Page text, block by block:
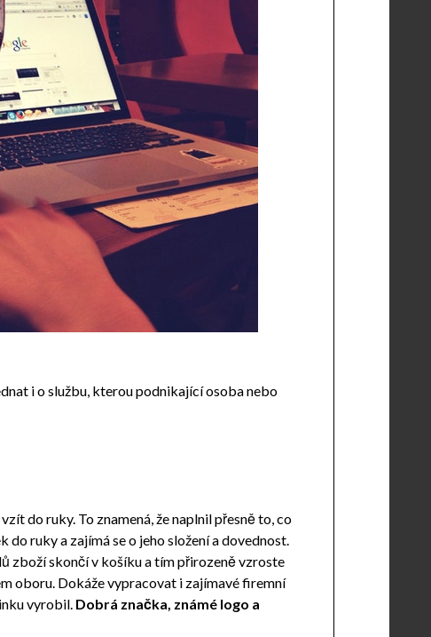
i o službu, kterou podnikající osoba nebo
do ruky. To znamená, že naplnil přesně to, co
ruky a zajímá se o jeho složení a dovednost.
zboží skončí v košíku a tím přirozeně vzroste
oboru. Dokáže vypracovat i zajímavé firemní
vyrobil. Dobrá značka, známé logo a